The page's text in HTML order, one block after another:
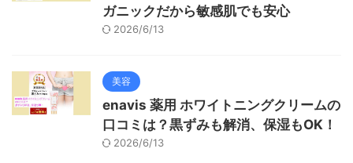
ガニックだから敏感肌でも安心
2026/6/13
美容
enavis 薬用 ホワイトニングクリームの
口コミは？黒ずみも解消、保湿もOK！
2026/6/13